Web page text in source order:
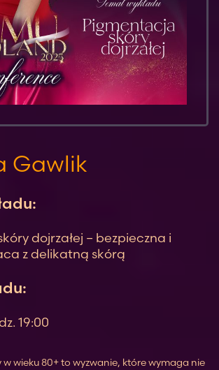
Gawlik
dojrzałej – bezpieczna i
z delikatną skórą
19:00
wieku 80+ to wyzwanie, które wymaga nie